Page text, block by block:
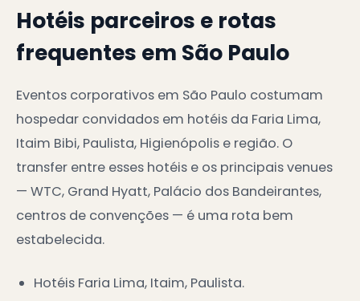
Hotéis parceiros e rotas
frequentes em São Paulo
Eventos corporativos em São Paulo costumam
hospedar convidados em hotéis da Faria Lima,
Itaim Bibi, Paulista, Higienópolis e região. O
transfer entre esses hotéis e os principais venues
— WTC, Grand Hyatt, Palácio dos Bandeirantes,
centros de convenções — é uma rota bem
estabelecida.
Hotéis Faria Lima, Itaim, Paulista.